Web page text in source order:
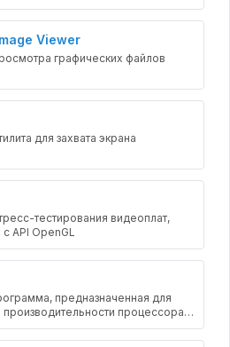
Viewer
графических файлов
для захвата экрана
тестирования видеоплат,
API OpenGL
предназначенная для
производительности процессора и